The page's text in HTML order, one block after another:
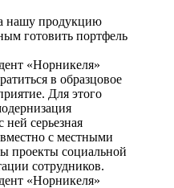
нашу продукцию
готовить портфель
«Норникеля»
в образцовое
Для этого
ней серьезная
с местными
проекты социальной
сотрудников.
«Норникеля»